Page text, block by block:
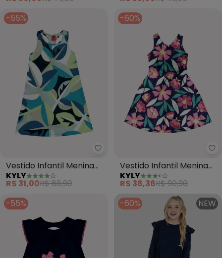
-55%
Kyly - Vestido Infantil Menina
Vestido Infantil Menina
Folhas (Azul)
KYLY
R$ 31,00R$ 68,90
-60%
Vestido Infantil Menina
Flores (Azul)
KYLY
R$ 36,36R$ 90,90
-55%
-60% NEW